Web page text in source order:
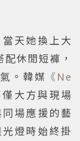
天她換上大
休閒短褲，
。韓媒 《Ne
大方與現場
場應援的藝
燈時始終掛